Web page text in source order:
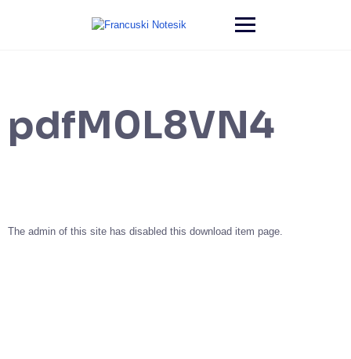
pdfM0L8VN4
The admin of this site has disabled this download item page.